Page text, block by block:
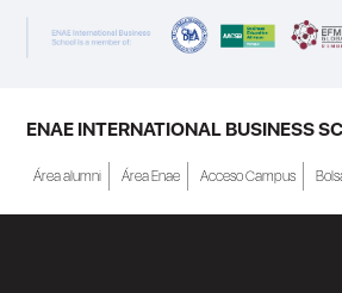
ENAE INTERNATIONAL BUSINESS
Área alumni Área Enae Acceso Campus